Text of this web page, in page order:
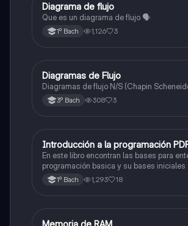
Informática
Diagrama de flujo
Que es un diagrama de flujo 🗣️
1º Bach 1,126 3
Informática
Diagramas de Flujo
Diagramas de flujo N/S (Chapin
3º Bach 308 3
Informática
Introducción a la programación
En este libro encontran las bases para
programación basica y su bases iniciales
1º Bach 1,293 18
Informática